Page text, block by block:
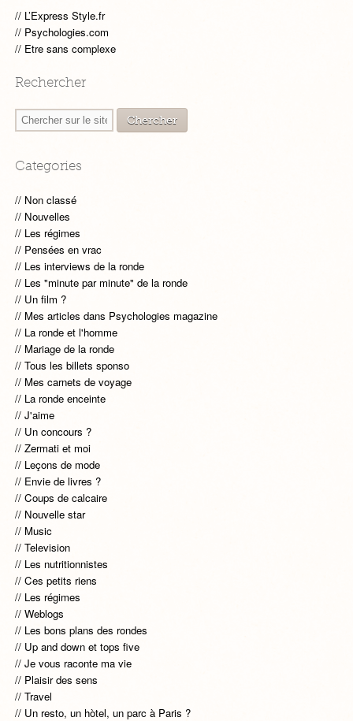
L’Express Style.fr
Psychologies.com
Etre sans complexe
Rechercher
Categories
Non classé
Nouvelles
Les régimes
Pensées en vrac
Les interviews de la ronde
Les "minute par minute" de la ronde
Un film ?
Mes articles dans Psychologies magazine
La ronde et l'homme
Mariage de la ronde
Tous les billets sponso
Mes carnets de voyage
La ronde enceinte
J'aime
Un concours ?
Zermati et moi
Leçons de mode
Envie de livres ?
Coups de calcaire
Nouvelle star
Music
Television
Les nutritionnistes
Ces petits riens
Les régimes
Weblogs
Les bons plans des rondes
Up and down et tops five
Je vous raconte ma vie
Plaisir des sens
Travel
Un resto, un hòtel, un parc à Paris ?